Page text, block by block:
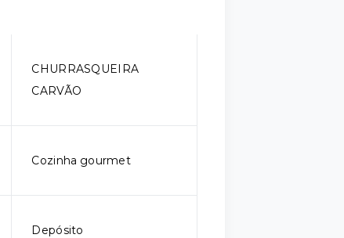
CHURRASQUEIRA
CARVÃO
Cozinha gourmet
Depósito